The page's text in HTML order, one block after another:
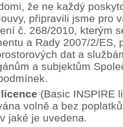
že ne každý
připravili jsme pro
č. 268/2010, kterým
a Rady 2007/2/ES,
dat a
a subjektům
(Basic INSPIRE
volně a bez
jaké je uvedena.